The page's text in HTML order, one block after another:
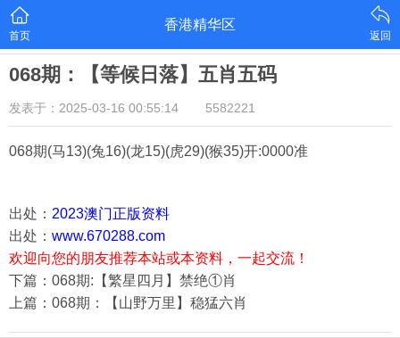
首页
香港精华区
返回
068期：【等候日落】五肖五码
发表于：2025-03-16 00:55:14 5582221
068期(马13)(兔16)(龙15)(虎29)(猴35)开:0000准
出处： 2023澳门正版资料
出处： www.670288.com
欢迎向您的朋友推荐本站或本资料，一起交流！
下篇：068期:【繁星四月】禁绝①肖
上篇：068期：【山野万里】稳猛六肖